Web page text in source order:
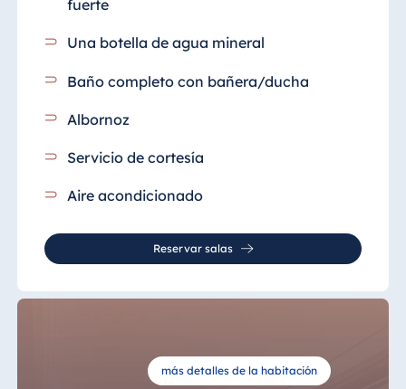
fuerte
Una botella de agua mineral
Baño completo con bañera/ducha
Albornoz
Servicio de cortesía
Aire acondicionado
Reservar salas
más detalles de la habitación